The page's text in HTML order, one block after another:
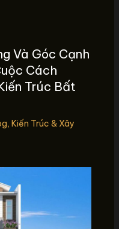
Và Góc Cạnh
Cách
Trúc Bất
, Kiến Trúc & Xây